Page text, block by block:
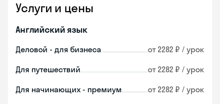
Услуги и цены
Английский язык
Деловой - для бизнеса от 2282 ₽ / урок
Для путешествий от 2282 ₽ / урок
Для начинающих - премиум от 2282 ₽ / урок